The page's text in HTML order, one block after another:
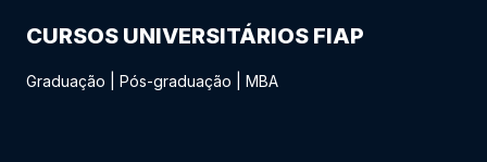
CURSOS UNIVERSITÁRIOS FIAP
Graduação Pós-graduação MBA